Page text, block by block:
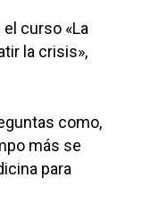
curso «La
la crisis»,
como,
más se
para